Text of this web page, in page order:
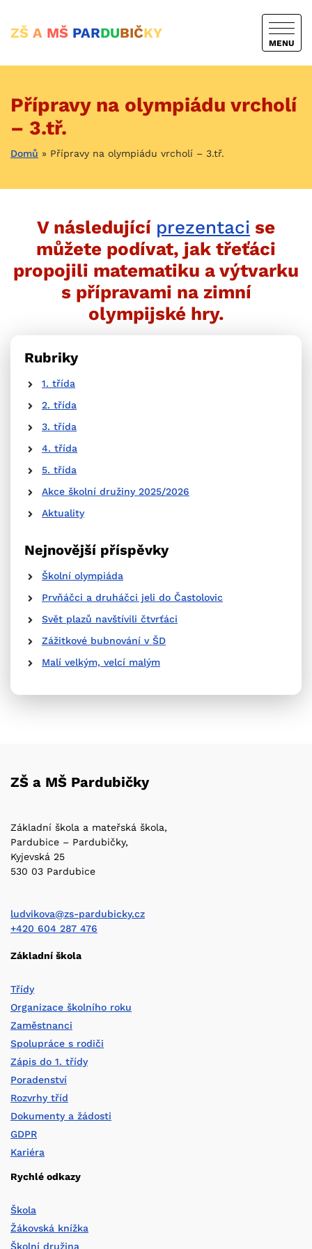
ZŠ A MŠ PARDUBIČKY
MENU
Přípravy na olympiádu vrcholí
– 3.tř.
Domů » Přípravy na olympiádu vrcholí – 3.tř.
V následující prezentaci se
můžete podívat, jak třeťáci
propojili matematiku a výtvarku
s přípravami na zimní
olympijské hry.
Rubriky
1. třída
2. třída
3. třída
4. třída
5. třída
Akce školní družiny 2025/2026
Aktuality
Nejnovější příspěvky
Školní olympiáda
Prvňáčci a druháčci jeli do Častolovic
Svět plazů navštívili čtvrťáci
Zážitkové bubnování v ŠD
Malí velkým, velcí malým
ZŠ a MŠ Pardubičky
Základní škola a mateřská škola,
Pardubice – Pardubičky,
Kyjevská 25
530 03 Pardubice
ludvikova@zs-pardubicky.cz
+420 604 287 476
Základní škola
Třídy
Organizace školního roku
Zaměstnanci
Spolupráce s rodiči
Zápis do 1. třídy
Poradenství
Rozvrhy tříd
Dokumenty a žádosti
GDPR
Kariéra
Rychlé odkazy
Škola
Žákovská knížka
Školní družina